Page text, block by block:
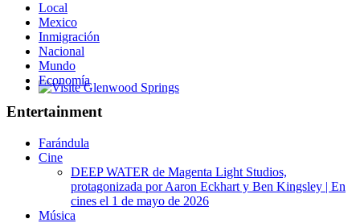
Local
Mexico
Inmigración
Nacional
Mundo
Economía
Entertainment
Farándula
Cine
DEEP WATER de Magenta Light Studios,
protagonizada por Aaron Eckhart y Ben Kingsley | En
cines el 1 de mayo de 2026
Música